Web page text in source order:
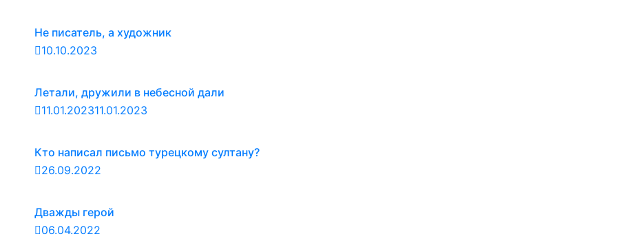
Не писатель, а художник
10.10.2023
Летали, дружили в небесной дали
11.01.202311.01.2023
Кто написал письмо турецкому султану?
26.09.2022
Дважды герой
06.04.2022